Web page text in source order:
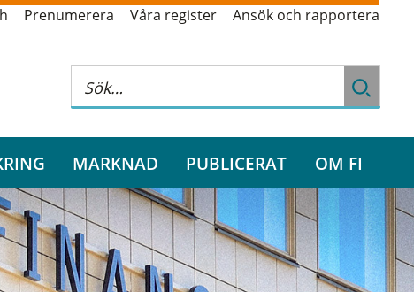
Prenumerera Våra register Ansök och rapportera
MARKNAD PUBLICERAT OM FI